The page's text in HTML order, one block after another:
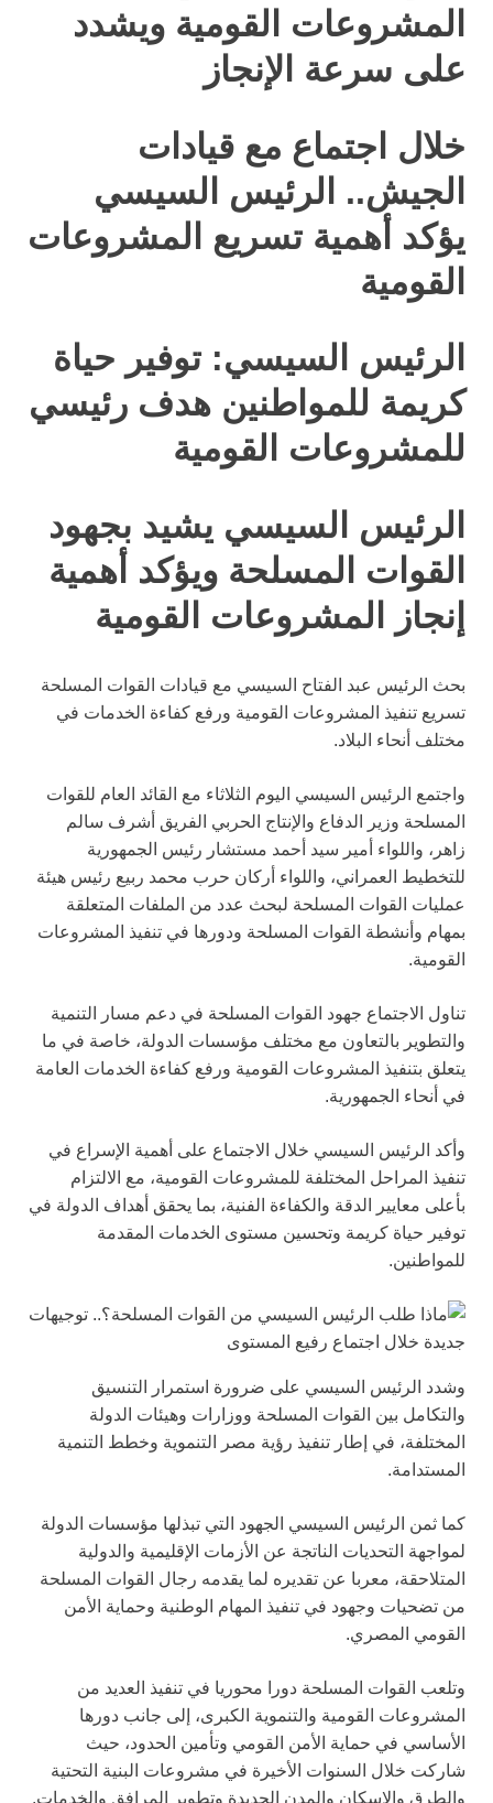
المشروعات القومية ويشدد
على سرعة الإنجاز
خلال اجتماع مع قيادات
الجيش.. الرئيس السيسي
يؤكد أهمية تسريع المشروعات
القومية
الرئيس السيسي: توفير حياة
كريمة للمواطنين هدف رئيسي
للمشروعات القومية
الرئيس السيسي يشيد بجهود
القوات المسلحة ويؤكد أهمية
إنجاز المشروعات القومية
بحث الرئيس عبد الفتاح السيسي مع قيادات القوات المسلحة
تسريع تنفيذ المشروعات القومية ورفع كفاءة الخدمات في
مختلف أنحاء البلاد.
واجتمع الرئيس السيسي اليوم الثلاثاء مع القائد العام للقوات
المسلحة وزير الدفاع والإنتاج الحربي الفريق أشرف سالم
زاهر، واللواء أمير سيد أحمد مستشار رئيس الجمهورية
للتخطيط العمراني، واللواء أركان حرب محمد ربيع رئيس هيئة
عمليات القوات المسلحة لبحث عدد من الملفات المتعلقة
بمهام وأنشطة القوات المسلحة ودورها في تنفيذ المشروعات
القومية.
تناول الاجتماع جهود القوات المسلحة في دعم مسار التنمية
والتطوير بالتعاون مع مختلف مؤسسات الدولة، خاصة في ما
يتعلق بتنفيذ المشروعات القومية ورفع كفاءة الخدمات العامة
في أنحاء الجمهورية.
وأكد الرئيس السيسي خلال الاجتماع على أهمية الإسراع في
تنفيذ المراحل المختلفة للمشروعات القومية، مع الالتزام
بأعلى معايير الدقة والكفاءة الفنية، بما يحقق أهداف الدولة في
توفير حياة كريمة وتحسين مستوى الخدمات المقدمة
للمواطنين.
وشدد الرئيس السيسي على ضرورة استمرار التنسيق
والتكامل بين القوات المسلحة ووزارات وهيئات الدولة
المختلفة، في إطار تنفيذ رؤية مصر التنموية وخطط التنمية
المستدامة.
كما ثمن الرئيس السيسي الجهود التي تبذلها مؤسسات الدولة
لمواجهة التحديات الناتجة عن الأزمات الإقليمية والدولية
المتلاحقة، معربا عن تقديره لما يقدمه رجال القوات المسلحة
من تضحيات وجهود في تنفيذ المهام الوطنية وحماية الأمن
القومي المصري.
وتلعب القوات المسلحة دورا محوريا في تنفيذ العديد من
المشروعات القومية والتنموية الكبرى، إلى جانب دورها
الأساسي في حماية الأمن القومي وتأمين الحدود، حيث
شاركت خلال السنوات الأخيرة في مشروعات البنية التحتية
والطرق والإسكان والمدن الجديدة وتطوير المرافق والخدمات.